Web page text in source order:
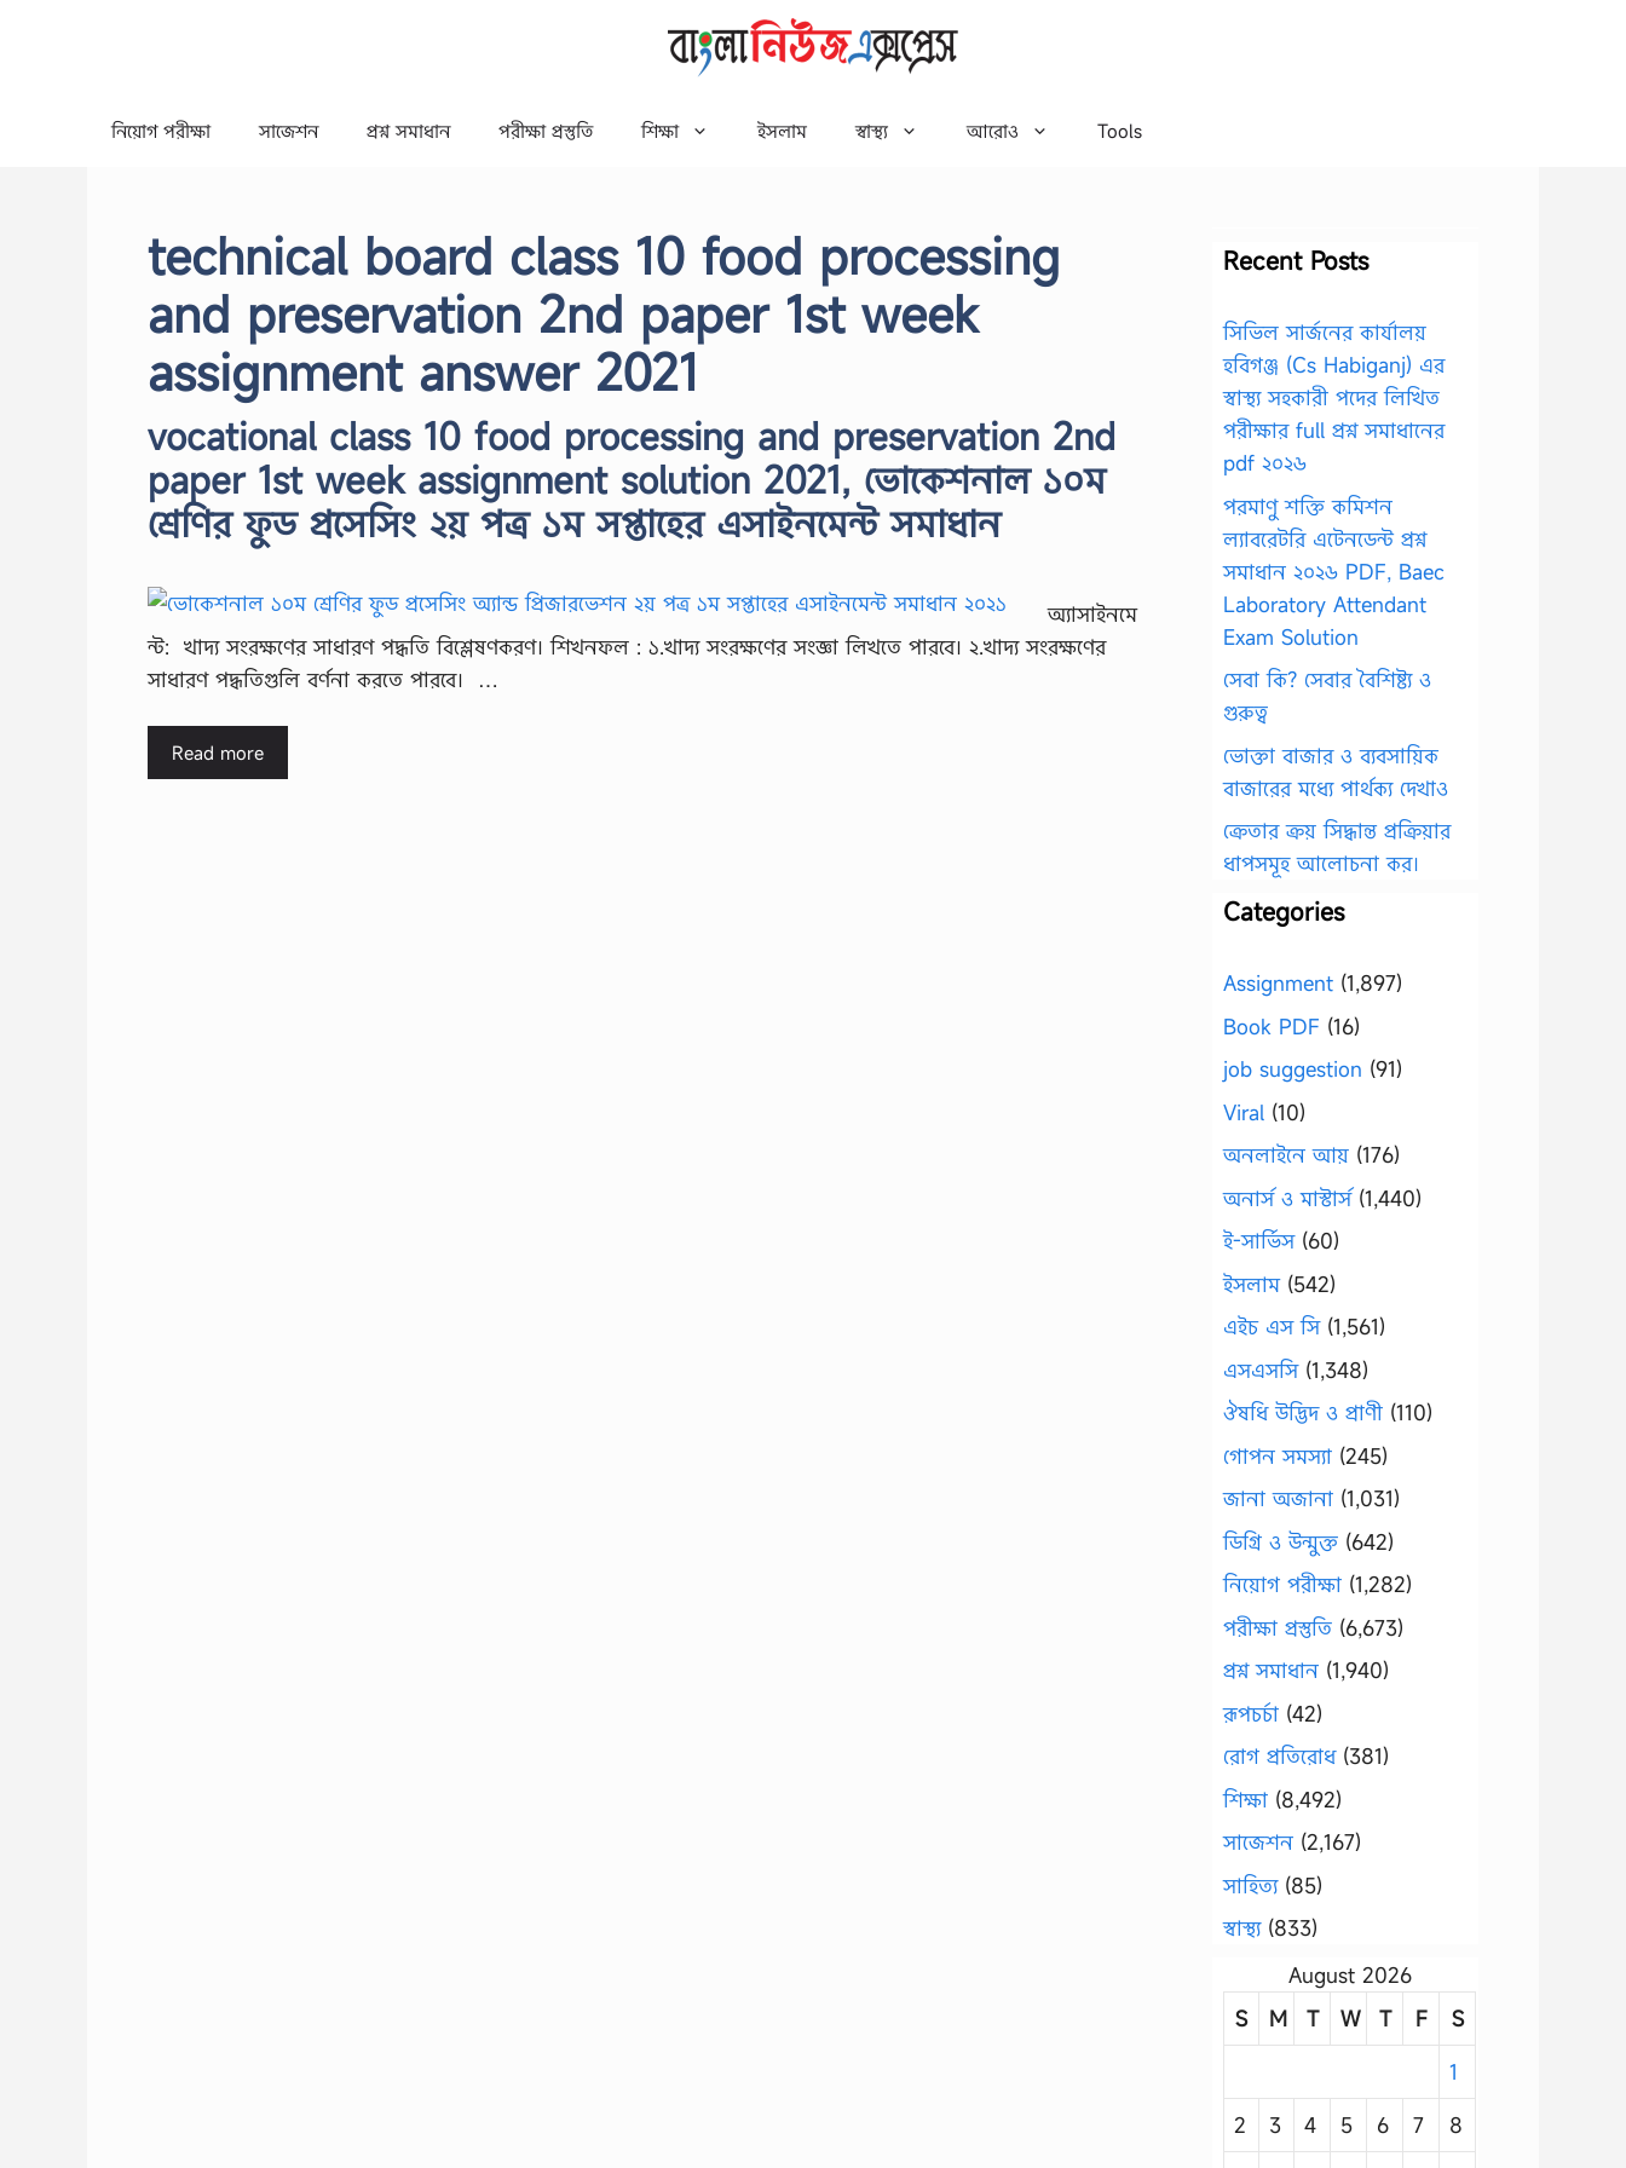
নিয়োগ পরীক্ষা সাজেশন প্রশ্ন সমাধান পরীক্ষা প্রস্তুতি শিক্ষা ইসলাম স্বাস্থ্য আরোও Tools
technical board class 10 food processing
and preservation 2nd paper 1st week
assignment answer 2021
vocational class 10 food processing and preservation 2nd
paper 1st week assignment solution 2021, ভোকেশনাল ১০ম
শ্রেণির ফুড প্রসেসিং ২য় পত্র ১ম সপ্তাহের এসাইনমেন্ট সমাধান
অ্যাসাইনমে
ন্ট: খাদ্য সংরক্ষণের সাধারণ পদ্ধতি বিশ্লেষণকরণ। শিখনফল : ১.খাদ্য সংরক্ষণের সংজ্ঞা লিখতে পারবে। ২.খাদ্য সংরক্ষণের
সাধারণ পদ্ধতিগুলি বর্ণনা করতে পারবে। …
Read more
Recent Posts
সিভিল সার্জনের কার্যালয়
হবিগঞ্জ (Cs Habiganj) এর
স্বাস্থ্য সহকারী পদের লিখিত
পরীক্ষার full প্রশ্ন সমাধানের
pdf ২০২৬
পরমাণু শক্তি কমিশন
ল্যাবরেটরি এটেনডেন্ট প্রশ্ন
সমাধান ২০২৬ PDF, Baec
Laboratory Attendant
Exam Solution
সেবা কি? সেবার বৈশিষ্ট্য ও
গুরুত্ব
ভোক্তা বাজার ও ব্যবসায়িক
বাজারের মধ্যে পার্থক্য দেখাও
ক্রেতার ক্রয় সিদ্ধান্ত প্রক্রিয়ার
ধাপসমূহ আলোচনা কর।
Categories
Assignment (1,897)
Book PDF (16)
job suggestion (91)
Viral (10)
অনলাইনে আয় (176)
অনার্স ও মাস্টার্স(1,440)
ই-সার্ভিস(60)
ইসলাম(542)
এইচ এস সি(1,561)
এসএসসি(1,348)
ঔষধি উদ্ভিদ ও প্রাণী (110)
গোপন সমস্যা (245)
জানা অজানা (1,031)
ডিগ্রি ও উন্মুক্ত (642)
নিয়োগ পরীক্ষা (1,282)
পরীক্ষা প্রস্তুতি (6,673)
প্রশ্ন সমাধান (1,940)
রূপচর্চা (42)
রোগ প্রতিরোধ(381)
শিক্ষা (8,492)
সাজেশন (2,167)
সাহিত্য(85)
স্বাস্থ্য(833)
August 2026
S
M T W T F
S
1
2
3 4 5 6 7
8